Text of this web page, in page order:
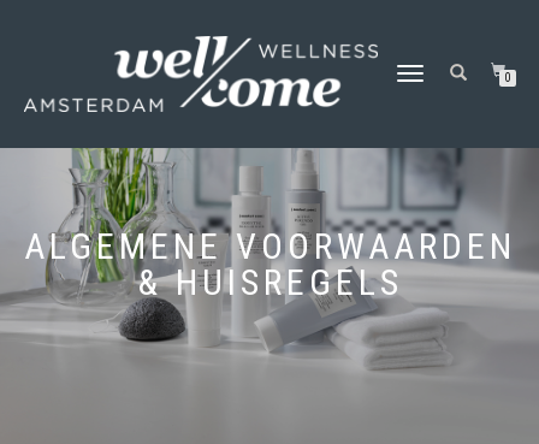
SCHAKEL
0
ALGEMENE VOORWAARDEN
& HUISREGELS